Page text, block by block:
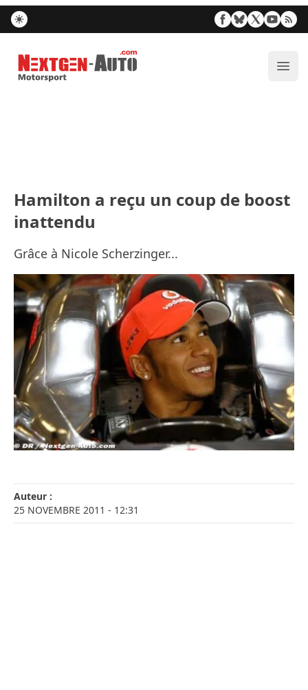
Nextgen-Auto.com
Hamilton a reçu un coup de boost
inattendu
Grâce à Nicole Scherzinger...
Auteur :
25 NOVEMBRE 2011 - 12:31